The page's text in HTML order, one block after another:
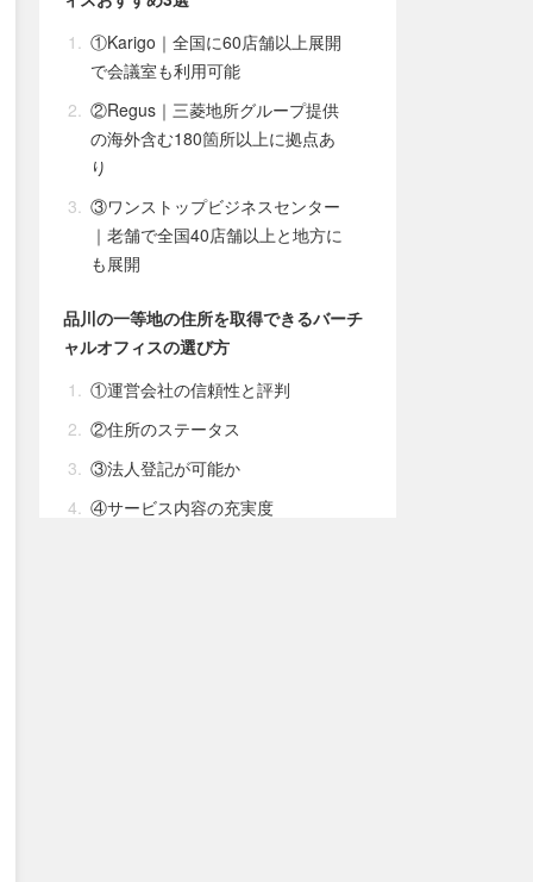
①Karigo｜全国に60店舗以上展開
で会議室も利用可能
②Regus｜三菱地所グループ提供
の海外含む180箇所以上に拠点あ
り
③ワンストップビジネスセンター
｜老舗で全国40店舗以上と地方に
も展開
品川の一等地の住所を取得できるバーチ
ャルオフィスの選び方
①運営会社の信頼性と評判
②住所のステータス
③法人登記が可能か
④サービス内容の充実度